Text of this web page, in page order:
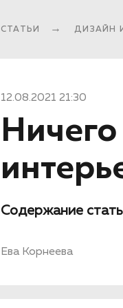
СТАТЬИ ДИЗАЙН
12.08.2021 21:30
Содержание
Ева Корнеева